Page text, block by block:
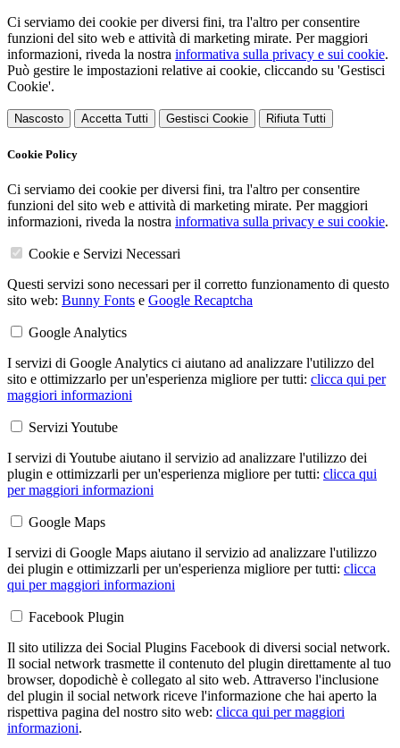
Ci serviamo dei cookie per diversi fini, tra l'altro per consentire
funzioni del sito web e attività di marketing mirate. Per maggiori
informazioni, riveda la nostra informativa sulla privacy e sui cookie.
Può gestire le impostazioni relative ai cookie, cliccando su 'Gestisci
Cookie'.
Nascosto Accetta Tutti Gestisci Cookie Rifiuta Tutti
Cookie Policy
Ci serviamo dei cookie per diversi fini, tra l'altro per consentire
funzioni del sito web e attività di marketing mirate. Per maggiori
informazioni, riveda la nostra informativa sulla privacy e sui cookie.
Cookie e Servizi Necessari
Questi servizi sono necessari per il corretto funzionamento di questo
sito web: Bunny Fonts e Google Recaptcha
Google Analytics
I servizi di Google Analytics ci aiutano ad analizzare l'utilizzo del
sito e ottimizzarlo per un'esperienza migliore per tutti: clicca qui per
maggiori informazioni
Servizi Youtube
I servizi di Youtube aiutano il servizio ad analizzare l'utilizzo dei
plugin e ottimizzarli per un'esperienza migliore per tutti: clicca qui
per maggiori informazioni
Google Maps
I servizi di Google Maps aiutano il servizio ad analizzare l'utilizzo
dei plugin e ottimizzarli per un'esperienza migliore per tutti: clicca
qui per maggiori informazioni
Facebook Plugin
Il sito utilizza dei Social Plugins Facebook di diversi social network.
Il social network trasmette il contenuto del plugin direttamente al tuo
browser, dopodichè è collegato al sito web. Attraverso l'inclusione
del plugin il social network riceve l'informazione che hai aperto la
rispettiva pagina del nostro sito web: clicca qui per maggiori
informazioni.